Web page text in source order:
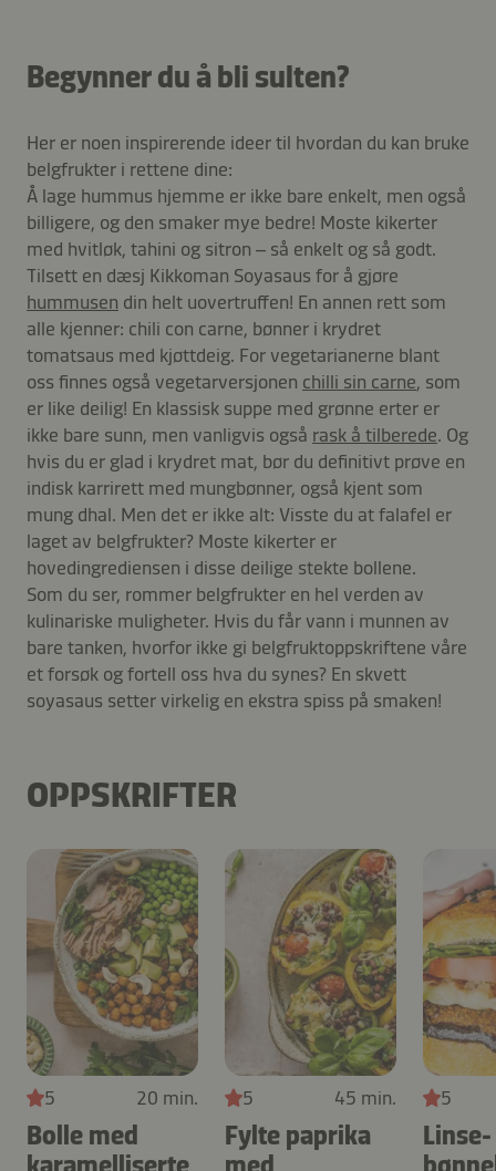
Begynner du å bli sulten?
Her er noen inspirerende ideer til hvordan du kan bruke
belgfrukter i rettene dine:
Å lage hummus hjemme er ikke bare enkelt, men også
billigere, og den smaker mye bedre! Moste kikerter
med hvitløk, tahini og sitron – så enkelt og så godt.
Tilsett en dæsj Kikkoman Soyasaus for å gjøre
hummusen din helt uovertruffen! En annen rett som
alle kjenner: chili con carne, bønner i krydret
tomatsaus med kjøttdeig. For vegetarianerne blant
oss finnes også vegetarversjonen chilli sin carne, som
er like deilig! En klassisk suppe med grønne erter er
ikke bare sunn, men vanligvis også rask å tilberede. Og
hvis du er glad i krydret mat, bør du definitivt prøve en
indisk karrirett med mungbønner, også kjent som
mung dhal. Men det er ikke alt: Visste du at falafel er
laget av belgfrukter? Moste kikerter er
hovedingrediensen i disse deilige stekte bollene.
Som du ser, rommer belgfrukter en hel verden av
kulinariske muligheter. Hvis du får vann i munnen av
bare tanken, hvorfor ikke gi belgfruktoppskriftene våre
et forsøk og fortell oss hva du synes? En skvett
soyasaus setter virkelig en ekstra spiss på smaken!
OPPSKRIFTER
5 20 min.
Bolle med
5 45 min.
Fylte paprika
5